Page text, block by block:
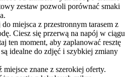
zestaw pozwoli porównać smaki
miejsca z przestronnym tarasem z
Ciesz się przerwą na napój w ciągu
ten moment, aby zaplanować resztę
idealne do zdjęć i szybkiej zmiany
miejsce znane z szerokiej oferty.